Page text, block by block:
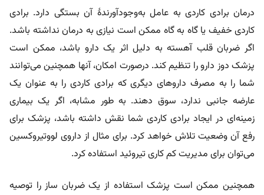
درمان برادی کاردی به عامل به‌وجود‌آورندۀ آن بستگی دارد. برادی
کاردی خفیف یا گاه به گاه ممکن است نیازی به درمان نداشته باشد.
اگر ضربان قلب آهسته به دلیل اثر یک دارو باشد، ممکن است
پزشک دوز دارو را تنظیم کند. درصورت امکان، آنها همچنین می‌توانند
شما را به مصرف داروهای دیگری که برادی کاردی را به عنوان یک
عارضه جانبی ندارد، سوق دهند. به طور مشابه، اگر یک بیماری
زمینه‌ای در ایجاد برادی کاردی شما نقش داشته باشد، پزشک برای
رفع آن وضعیت تلاش خواهد کرد. برای مثال از داروی لووتیروکسین
می‌توان برای مدیریت کم کاری تیروئید استفاده کرد.
همچنین ممکن است پزشک استفاده از یک ضربان ساز را توصیه